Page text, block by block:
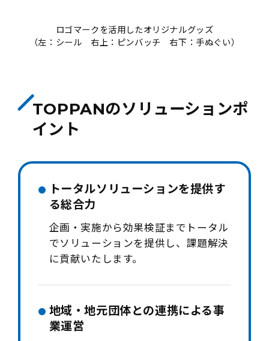
ロゴマークを活用したオリジナルグッズ
（左：シール 右上：ピンバッチ 右下：手ぬぐい）
TOPPANのソリューションポ
イント
トータルソリューションを提供す
る総合力
企画・実施から効果検証までトータル
でソリューションを提供し、課題解決
に貢献いたします。
地域・地元団体との連携による事
業運営